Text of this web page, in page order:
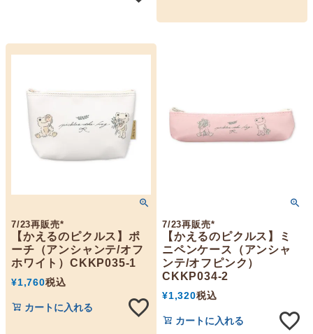
7/23再販売*
【かえるのピクルス】ポ
ーチ（アンシャンテ/オフ
ホワイト）CKKP035-1
¥1,760税込
カートに入れる
7/23再販売*
【かえるのピクルス】ミ
ニペンケース（アンシャ
ンテ/オフピンク）
CKKP034-2
¥1,320税込
カートに入れる